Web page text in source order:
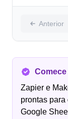
Anterior
Zapier e
prontas
Google